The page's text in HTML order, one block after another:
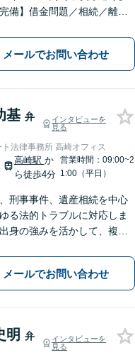
備】借金問題／相続／離婚
ております。丁寧なヒアリ
ュニケーションを重ねるこ
しております【休日・夜間
メールでお問い合わせ
基 弁
インタビューを
見る
ト法律事務所 高崎オフィス
高崎駅 か
ら徒歩4分
営業時間：09:00~2
1:00（平日）
刑事事件、遺産相続を中心
る法的トラブルに対応しま
身の強みを活かして、複雑
解決へ導きます。身近な存
気軽にご相談ください。
可】【夜間休日対応可】
メールでお問い合わせ
明 弁
インタビューを
見る